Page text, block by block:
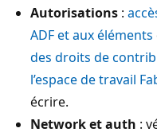
Autorisations :
ADF et aux éléments
des droits de
l’espace de travail
écrire.
Network et auth :